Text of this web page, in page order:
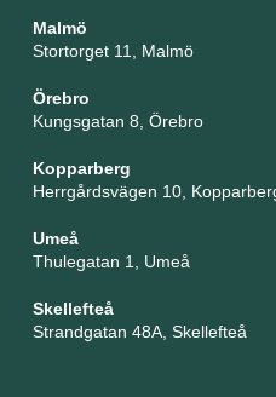
Malmö
Stortorget 11, Malmö
Örebro
Kungsgatan 8, Örebro
Kopparberg
Herrgårdsvägen 10,
Umeå
Thulegatan 1, Umeå
Skellefteå
Strandgatan 48A, Skellefteå